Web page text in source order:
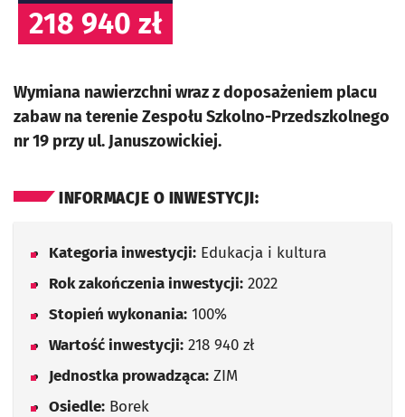
218 940 zł
Wymiana nawierzchni wraz z doposażeniem placu
zabaw na terenie Zespołu Szkolno-Przedszkolnego
nr 19 przy ul. Januszowickiej.
INFORMACJE O INWESTYCJI:
Kategoria inwestycji: Edukacja i kultura
Rok zakończenia inwestycji: 2022
Stopień wykonania: 100%
Wartość inwestycji: 218 940 zł
Jednostka prowadząca: ZIM
Osiedle: Borek